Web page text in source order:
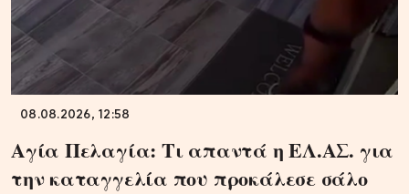
08.08.2026, 12:58
Αγία Πελαγία: Τι απαντά η ΕΛ.ΑΣ. για
την καταγγελία που προκάλεσε σάλο